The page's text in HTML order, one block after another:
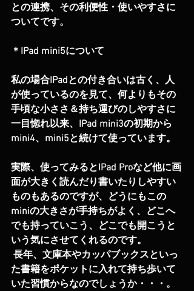
との連携、その利便性・使いやすさに
ついてです。
＊IPad mini5について
私の場合IPadとの付き合いは古く、人
が使っているのを見て、何よりもその
手頃な小ささ＆持ち運びのしやすさに
一目惚れ以来、IPad mini3の初期から
mini4、mini5と続けて使っています。
実際、使ってみるとIPad Proなど他に画
面が大きく読んだり書いたりしやすい
ものもあるのですが、どうにもこの
miniの大きさが手持ちがよく、どこへ
でも持っていこう、どこでも開こうと
いう気にさせてくれるのです。
た書籍をポケットに入れて持ち歩いて
いた習慣からなのでしょうか・・・。